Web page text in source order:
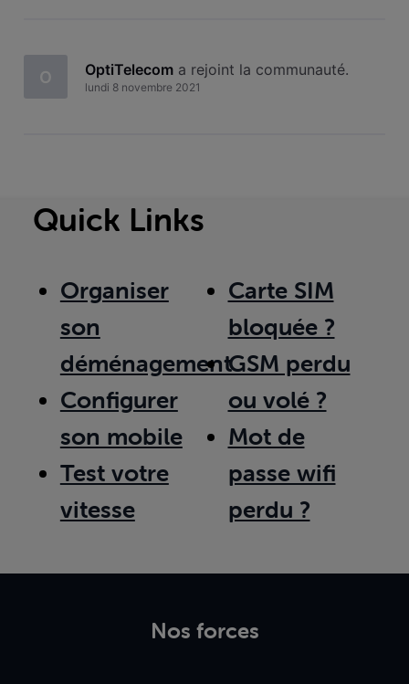
O OptiTelecom a rejoint la communauté.
lundi 8 novembre 2021
Quick Links
Organiser
son
déménagement
Configurer
son mobile
Test votre
vitesse
Carte SIM
bloquée ?
GSM perdu
ou volé ?
Mot de
passe wifi
perdu ?
Nos forces